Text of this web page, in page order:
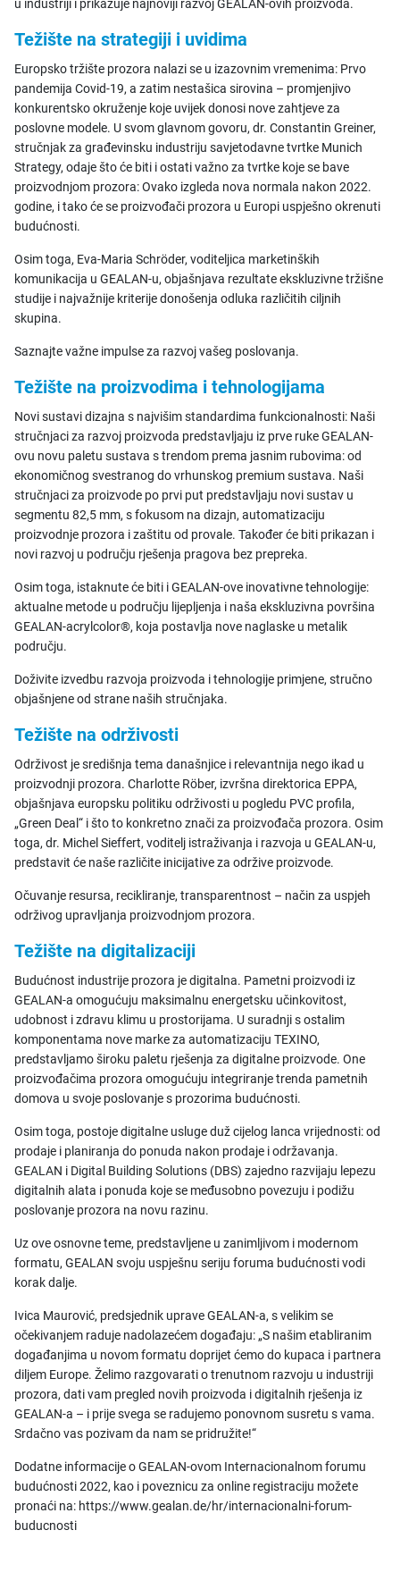
u industriji i prikazuje najnoviji razvoj GEALAN-ovih proizvoda.
Težište na strategiji i uvidima
Europsko tržište prozora nalazi se u izazovnim vremenima: Prvo
pandemija Covid-19, a zatim nestašica sirovina – promjenjivo
konkurentsko okruženje koje uvijek donosi nove zahtjeve za
poslovne modele. U svom glavnom govoru, dr. Constantin Greiner,
stručnjak za građevinsku industriju savjetodavne tvrtke Munich
Strategy, odaje što će biti i ostati važno za tvrtke koje se bave
proizvodnjom prozora: Ovako izgleda nova normala nakon 2022.
godine, i tako će se proizvođači prozora u Europi uspješno okrenuti
budućnosti.
Osim toga, Eva-Maria Schröder, voditeljica marketinških
komunikacija u GEALAN-u, objašnjava rezultate ekskluzivne tržišne
studije i najvažnije kriterije donošenja odluka različitih ciljnih
skupina.
Saznajte važne impulse za razvoj vašeg poslovanja.
Težište na proizvodima i tehnologijama
Novi sustavi dizajna s najvišim standardima funkcionalnosti: Naši
stručnjaci za razvoj proizvoda predstavljaju iz prve ruke GEALAN-
ovu novu paletu sustava s trendom prema jasnim rubovima: od
ekonomičnog svestranog do vrhunskog premium sustava. Naši
stručnjaci za proizvode po prvi put predstavljaju novi sustav u
segmentu 82,5 mm, s fokusom na dizajn, automatizaciju
proizvodnje prozora i zaštitu od provale. Također će biti prikazan i
novi razvoj u području rješenja pragova bez prepreka.
Osim toga, istaknute će biti i GEALAN-ove inovativne tehnologije:
aktualne metode u području lijepljenja i naša ekskluzivna površina
GEALAN-acrylcolor®, koja postavlja nove naglaske u metalik
području.
Doživite izvedbu razvoja proizvoda i tehnologije primjene, stručno
objašnjene od strane naših stručnjaka.
Težište na održivosti
Održivost je središnja tema današnjice i relevantnija nego ikad u
proizvodnji prozora. Charlotte Röber, izvršna direktorica EPPA,
objašnjava europsku politiku održivosti u pogledu PVC profila,
„Green Deal“ i što to konkretno znači za proizvođača prozora. Osim
toga, dr. Michel Sieffert, voditelj istraživanja i razvoja u GEALAN-u,
predstavit će naše različite inicijative za održive proizvode.
Očuvanje resursa, recikliranje, transparentnost – način za uspjeh
održivog upravljanja proizvodnjom prozora.
Težište na digitalizaciji
Budućnost industrije prozora je digitalna. Pametni proizvodi iz
GEALAN-a omogućuju maksimalnu energetsku učinkovitost,
udobnost i zdravu klimu u prostorijama. U suradnji s ostalim
komponentama nove marke za automatizaciju TEXINO,
predstavljamo široku paletu rješenja za digitalne proizvode. One
proizvođačima prozora omogućuju integriranje trenda pametnih
domova u svoje poslovanje s prozorima budućnosti.
Osim toga, postoje digitalne usluge duž cijelog lanca vrijednosti: od
prodaje i planiranja do ponuda nakon prodaje i održavanja.
GEALAN i Digital Building Solutions (DBS) zajedno razvijaju lepezu
digitalnih alata i ponuda koje se međusobno povezuju i podižu
poslovanje prozora na novu razinu.
Uz ove osnovne teme, predstavljene u zanimljivom i modernom
formatu, GEALAN svoju uspješnu seriju foruma budućnosti vodi
korak dalje.
Ivica Maurović, predsjednik uprave GEALAN-a, s velikim se
očekivanjem raduje nadolazećem događaju: „S našim etabliranim
događanjima u novom formatu doprijet ćemo do kupaca i partnera
diljem Europe. Želimo razgovarati o trenutnom razvoju u industriji
prozora, dati vam pregled novih proizvoda i digitalnih rješenja iz
GEALAN-a – i prije svega se radujemo ponovnom susretu s vama.
Srdačno vas pozivam da nam se pridružite!“
Dodatne informacije o GEALAN-ovom Internacionalnom forumu
budućnosti 2022, kao i poveznicu za online registraciju možete
pronaći na: https://www.gealan.de/hr/internacionalni-forum-
buducnosti